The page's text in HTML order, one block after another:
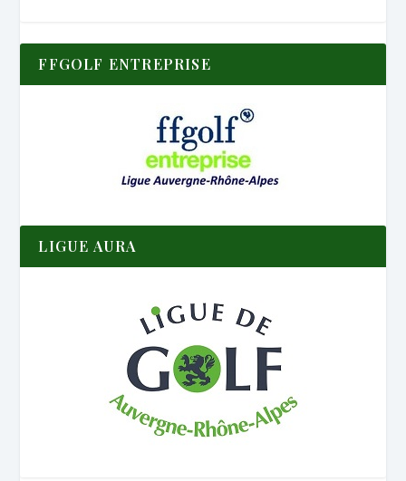
FFGOLF ENTREPRISE
LIGUE AURA